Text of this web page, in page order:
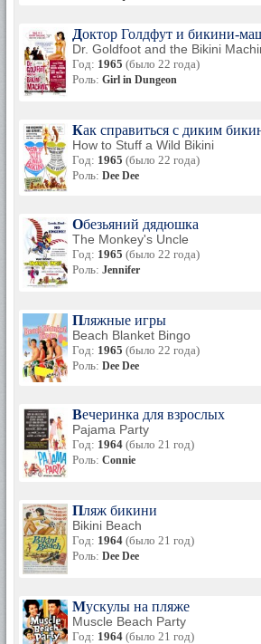
Доктор Голдфут и бикини-
Dr. Goldfoot and the Bikini
Год: 1965 (было 22 года)
Роль: Girl in Dungeon
Как справиться с диким
How to Stuff a Wild Bikini
Год: 1965 (было 22 года)
Роль: Dee Dee
Обезьяний дядюшка
The Monkey's Uncle
Год: 1965 (было 22 года)
Роль: Jennifer
Пляжные игры
Beach Blanket Bingo
Год: 1965 (было 22 года)
Роль: Dee Dee
Вечеринка для взрослых
Pajama Party
Год: 1964 (было 21 год)
Роль: Connie
Пляж бикини
Bikini Beach
Год: 1964 (было 21 год)
Роль: Dee Dee
Мускулы на пляже
Muscle Beach Party
Год: 1964 (было 21 год)